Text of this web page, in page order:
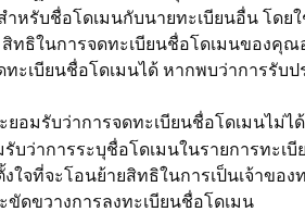
หรับชื่อโดเมนกับนายทะเบียนอื่น โด
สิทธิในการจดทะเบียนชื่อโดเมนของ
ทะเบียนชื่อโดเมนได้ หากพบว่าการรั
อมรับว่าการจดทะเบียนชื่อโดเมนไม่ไ
บว่าการระบุชื่อโดเมนในรายการทะ
ใจที่จะโอนย้ายสิทธิในการเป็นเจ้าข
ขัดขวางการลงทะเบียนชื่อโดเมน